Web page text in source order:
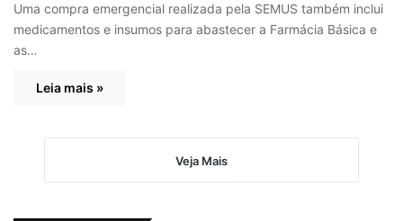
Uma compra emergencial realizada pela SEMUS também inclui
medicamentos e insumos para abastecer a Farmácia Básica e
as…
Leia mais »
Veja Mais